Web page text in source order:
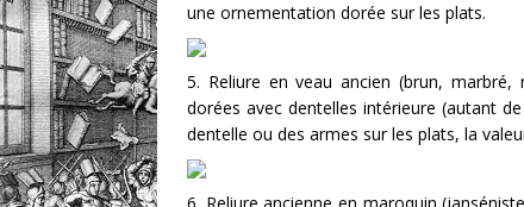
une ornementation dorée sur les plats.
5. Reliure en veau ancien (brun,
dorées avec dentelles intérieure (autant
dentelle ou des armes sur les plats, la